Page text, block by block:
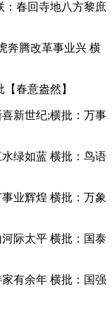
：春回寺地八方黎庶
奔腾改革事业兴 横
春意盎然】
新世纪;横批：万事
绿如蓝 横批：鸟语
业辉煌 横批：万象
际太平 横批：国泰
有余年 横批：国强